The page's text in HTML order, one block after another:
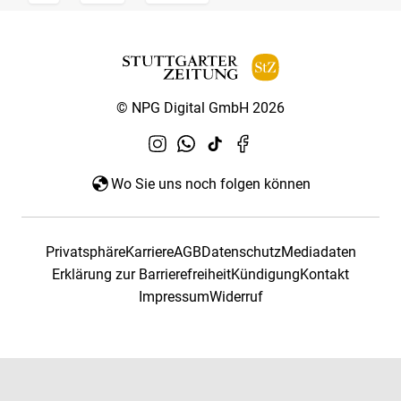
© NPG Digital GmbH 2026
Wo Sie uns noch folgen können
PrivatsphäreKarriereAGBDatenschutzMediadaten
Erklärung zur BarrierefreiheitKündigungKontakt
ImpressumWiderruf